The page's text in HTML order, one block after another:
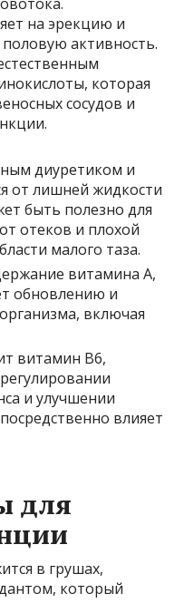
на эрекцию и
активность.
которая
сосудов и
диуретиком и
от лишней жидкости
быть полезно для
отеков и плохой
малого таза.
витамина А,
обновлению и
включая
витамин В6,
и улучшении
влияет
для
в грушах,
который